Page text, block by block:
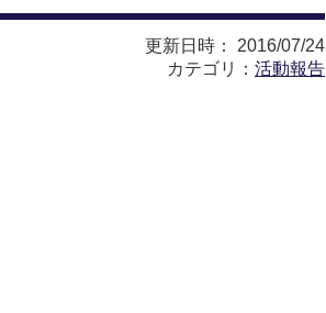
更新日時： 2016/07/24
カテゴリ： 活動報告